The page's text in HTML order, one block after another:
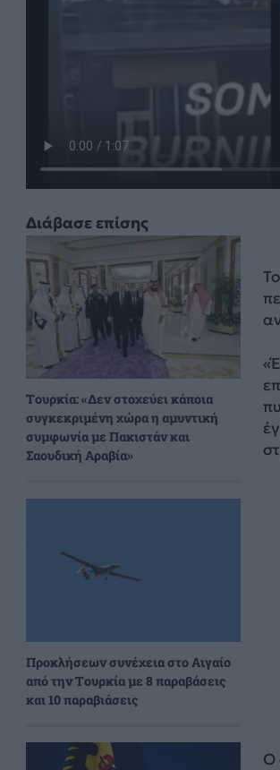
Διάβασε επίσης
Τουρκία: «Δεν στοχεύει κάποια
συγκεκριμένη χώρα η αμυντική
συμφωνία με Πακιστάν και
Σαουδική Αραβία»
Προκλήσεων συνέχεια στο Αιγαίο
από την Τουρκία με 8 παραβάσεις
και 10 παραβιάσεις
Ο